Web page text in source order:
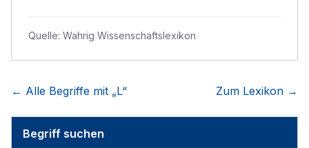
Quelle: Wahrig Wissenschaftslexikon
← Alle Begriffe mit „L“ Zum Lexikon →
Begriff suchen